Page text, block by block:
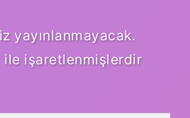
yayınlanmayacak.
ile işaretlenmişlerdir